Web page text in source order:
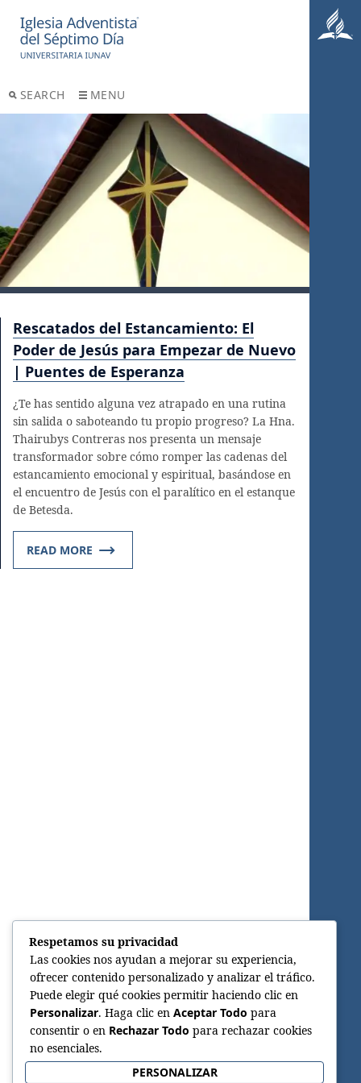
SEARCH MENU
Rescatados del Estancamiento: El
Poder de Jesús para Empezar de Nuevo
| Puentes de Esperanza
¿Te has sentido alguna vez atrapado en una rutina
sin salida o saboteando tu propio progreso? La Hna.
Thairubys Contreras nos presenta un mensaje
transformador sobre cómo romper las cadenas del
estancamiento emocional y espiritual, basándose en
el encuentro de Jesús con el paralítico en el estanque
de Betesda.
READ MORE
Respetamos su privacidad
Las cookies nos ayudan a mejorar su experiencia,
ofrecer contenido personalizado y analizar el tráfico.
Puede elegir qué cookies permitir haciendo clic en
Personalizar. Haga clic en Aceptar Todo para
consentir o en Rechazar Todo para rechazar cookies
no esenciales.
PERSONALIZAR